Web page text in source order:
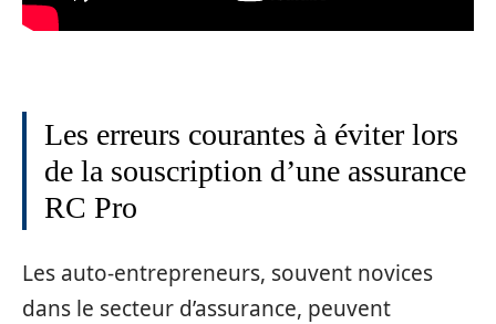
Les erreurs courantes à éviter lors
de la souscription d’une assurance
RC Pro
Les auto-entrepreneurs, souvent novices
dans le secteur d’assurance, peuvent